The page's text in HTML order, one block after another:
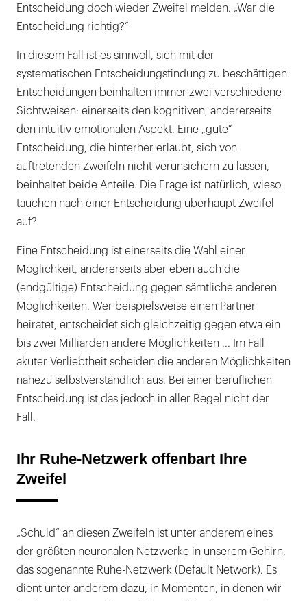
Entscheidung doch wieder Zweifel melden. „War die
Entscheidung richtig?“
In diesem Fall ist es sinnvoll, sich mit der
systematischen Entscheidungsfindung zu beschäftigen.
Entscheidungen beinhalten immer zwei verschiedene
Sichtweisen: einerseits den kognitiven, andererseits
den intuitiv-emotionalen Aspekt. Eine „gute“
Entscheidung, die hinterher erlaubt, sich von
auftretenden Zweifeln nicht verunsichern zu lassen,
beinhaltet beide Anteile. Die Frage ist natürlich, wieso
tauchen nach einer Entscheidung überhaupt Zweifel
auf?
Eine Entscheidung ist einerseits die Wahl einer
Möglichkeit, andererseits aber eben auch die
(endgültige) Entscheidung gegen sämtliche anderen
Möglichkeiten. Wer beispielsweise einen Partner
heiratet, entscheidet sich gleichzeitig gegen etwa ein
bis zwei Milliarden andere Möglichkeiten ... Im Fall
akuter Verliebtheit scheiden die anderen Möglichkeiten
nahezu selbstverständlich aus. Bei einer beruflichen
Entscheidung ist das jedoch in aller Regel nicht der
Fall.
Ihr Ruhe-Netzwerk offenbart Ihre
Zweifel
„Schuld“ an diesen Zweifeln ist unter anderem eines
der größten neuronalen Netzwerke in unserem Gehirn,
das sogenannte Ruhe-Netzwerk (Default Network). Es
dient unter anderem dazu, in Momenten, in denen wir